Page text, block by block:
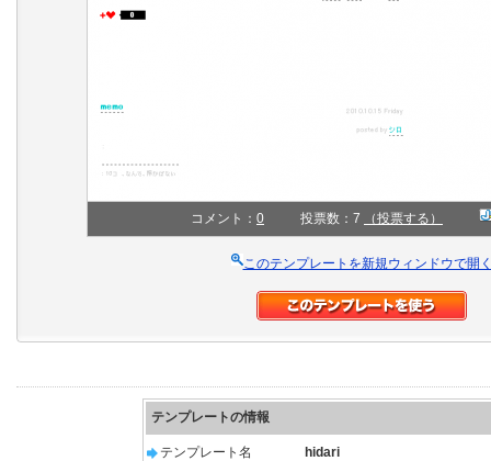
コメント： 0 投票数：7 （投票する）
このテンプレートを新規ウィンドウで開
テンプレートの情報
テンプレート名 hidari